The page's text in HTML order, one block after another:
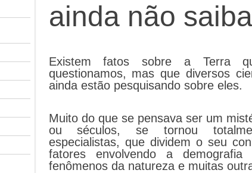
ainda não saiba
Existem fatos sobre a Terra
questionamos, mas que diversos
ainda estão pesquisando sobre eles.
Muito do que se pensava ser um
ou séculos, se tornou
especialistas, que dividem o seu
fatores envolvendo a
fenômenos da natureza e muitas